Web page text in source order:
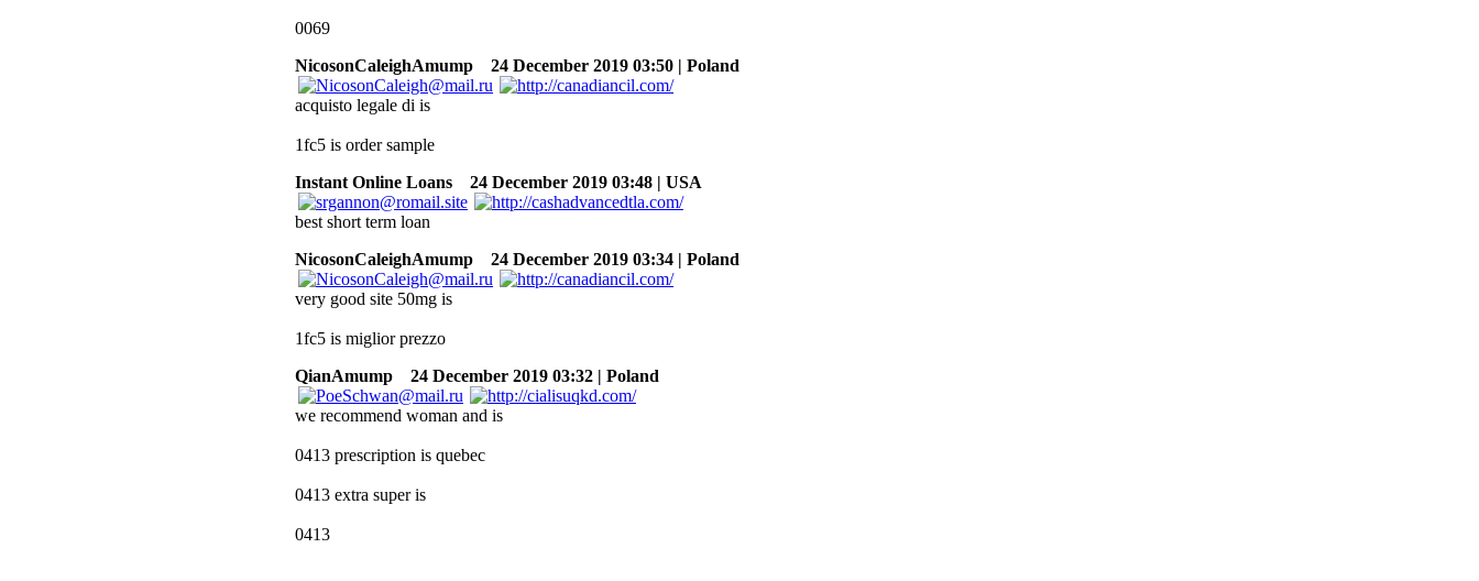
0069
NicosonCaleighAmump
24 December 2019 03:50 | Poland
acquisto legale di is
1fc5 is order sample
Instant Online Loans
24 December 2019 03:48 | USA
best short term loan
NicosonCaleighAmump
24 December 2019 03:34 | Poland
very good site 50mg is
1fc5 is miglior prezzo
QianAmump
24 December 2019 03:32 | Poland
we recommend woman and is
0413 prescription is quebec
0413 extra super is
0413